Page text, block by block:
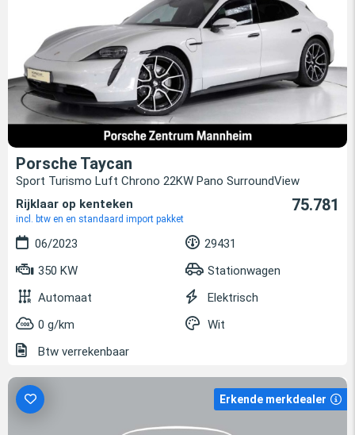
Porsche Taycan
Sport Turismo Luft Chrono 22KW Pano SurroundView
Rijklaar op kenteken
incl. btw en en standaard import pakket
75.781
06/2023
29431
350 KW
Stationwagen
Automaat
Elektrisch
0 g/km
Wit
Btw verrekenbaar
Erkende merkdealer